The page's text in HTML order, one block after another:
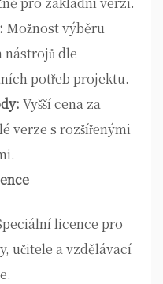
Možnost výběru
nástrojů dle
potřeb projektu.
Vyšší cena za
verze s rozšířenými
licence pro
učitele a vzdělávací